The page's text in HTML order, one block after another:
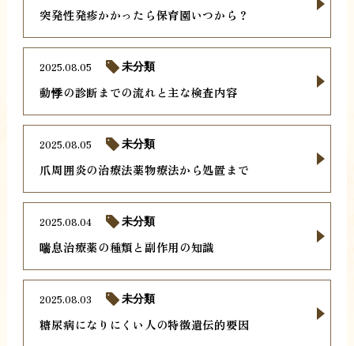
突発性発疹かかったら保育園いつから？
動悸の診断までの流れと主な検査内容
2025.08.05 未分類
爪周囲炎の治療法薬物療法から処置まで
2025.08.05 未分類
喘息治療薬の種類と副作用の知識
2025.08.04 未分類
糖尿病になりにくい人の特徴遺伝的要因
2025.08.03 未分類